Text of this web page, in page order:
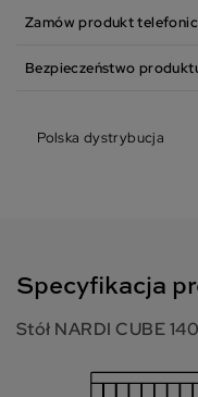
Zamów produkt
Bezpieczeństwo
Polska dystrybucja
Specyfikacja
Stół NARDI CUBE